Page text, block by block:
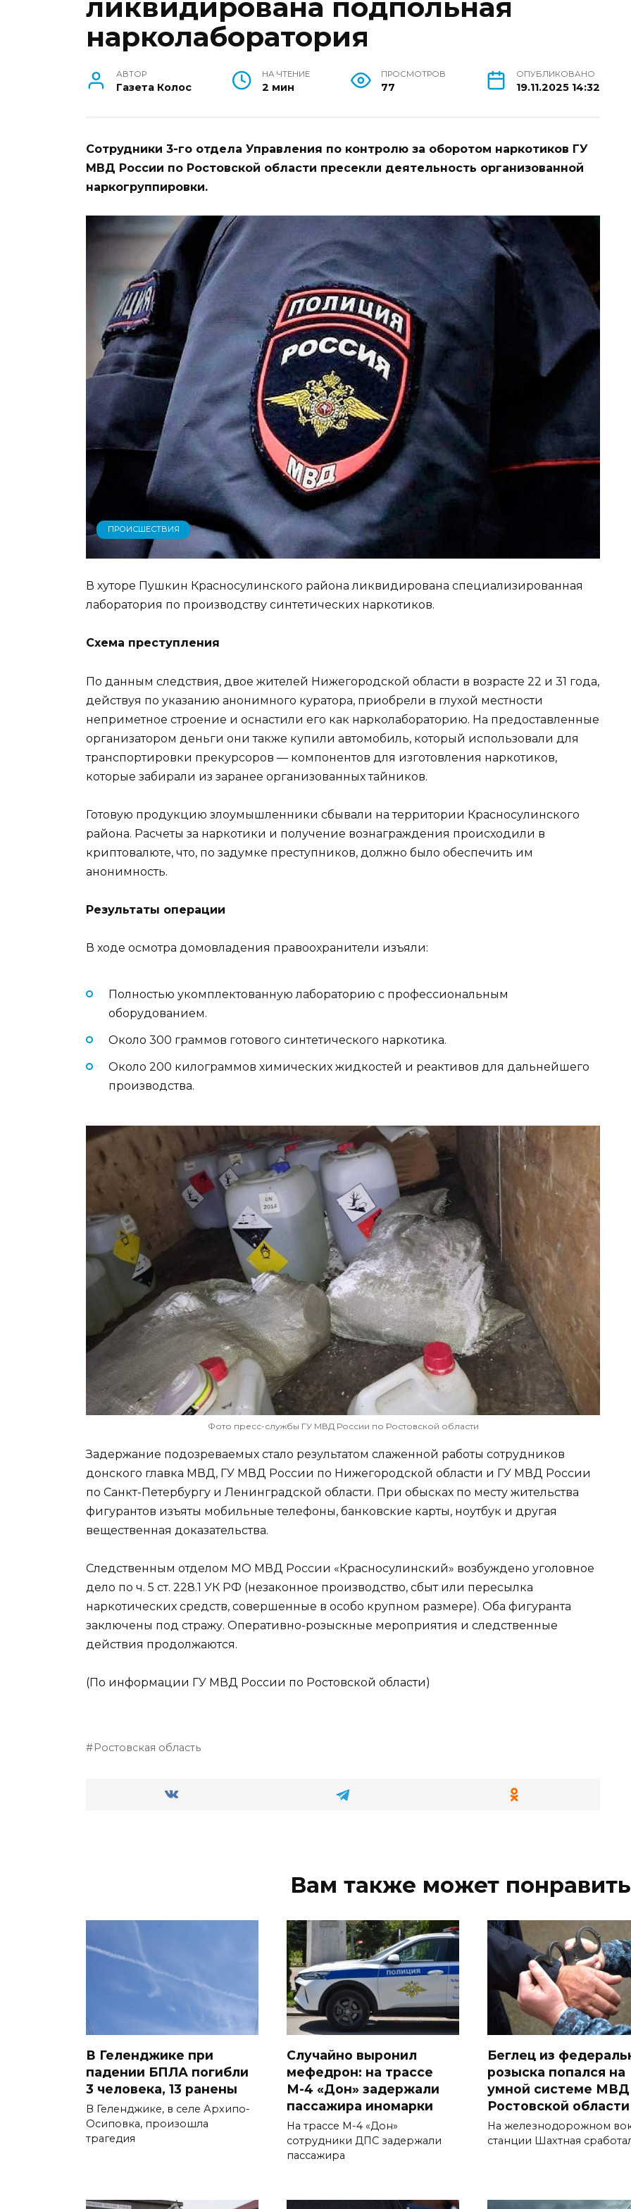
ликвидирована подпольная
нарколаборатория
АВТОР
Газета Колос
НА ЧТЕНИЕ
2 мин
ПРОСМОТРОВ
77
ОПУБЛИКОВАНО
19.11.2025 14:32
Сотрудники 3-го отдела Управления по контролю за оборотом наркотиков ГУ
МВД России по Ростовской области пресекли деятельность организованной
наркогруппировки.
ПРОИСШЕСТВИЯ
В хуторе Пушкин Красносулинского района ликвидирована специализированная
лаборатория по производству синтетических наркотиков.
Схема преступления
По данным следствия, двое жителей Нижегородской области в возрасте 22 и 31 года,
действуя по указанию анонимного куратора, приобрели в глухой местности
неприметное строение и оснастили его как нарколабораторию. На предоставленные
организатором деньги они также купили автомобиль, который использовали для
транспортировки прекурсоров — компонентов для изготовления наркотиков,
которые забирали из заранее организованных тайников.
Готовую продукцию злоумышленники сбывали на территории Красносулинского
района. Расчеты за наркотики и получение вознаграждения происходили в
криптовалюте, что, по задумке преступников, должно было обеспечить им
анонимность.
Результаты операции
В ходе осмотра домовладения правоохранители изъяли:
Полностью укомплектованную лабораторию с профессиональным
оборудованием.
Около 300 граммов готового синтетического наркотика.
Около 200 килограммов химических жидкостей и реактивов для дальнейшего
производства.
Фото пресс-службы ГУ МВД России по Ростовской области
Задержание подозреваемых стало результатом слаженной работы сотрудников
донского главка МВД, ГУ МВД России по Нижегородской области и ГУ МВД России
по Санкт-Петербургу и Ленинградской области. При обысках по месту жительства
фигурантов изъяты мобильные телефоны, банковские карты, ноутбук и другая
вещественная доказательства.
Следственным отделом МО МВД России «Красносулинский» возбуждено уголовное
дело по ч. 5 ст. 228.1 УК РФ (незаконное производство, сбыт или пересылка
наркотических средств, совершенные в особо крупном размере). Оба фигуранта
заключены под стражу. Оперативно-розыскные мероприятия и следственные
действия продолжаются.
(По информации ГУ МВД России по Ростовской области)
Ростовская область
Вам также может
В Геленджике при
падении БПЛА погибли
3 человека, 13 ранены
В Геленджике, в селе Архипо-
Осиповка, произошла
трагедия
Случайно выронил
мефедрон: на трассе
М-4 «Дон» задержали
пассажира иномарки
На трассе М-4 «Дон»
сотрудники ДПС задержали
пассажира
Беглец из
розыска попался на
умной системе МВД
Ростовской области
На железнодорожном
станции Шахтная